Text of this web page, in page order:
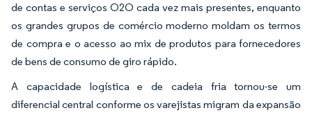
de contas e serviços O2O cada vez mais presentes, enquanto
os grandes grupos de comércio moderno moldam os termos
de compra e o acesso ao mix de produtos para fornecedores
de bens de consumo de giro rápido.
A capacidade logística e de cadeia fria tornou-se um
diferencial central conforme os varejistas migram da expansão